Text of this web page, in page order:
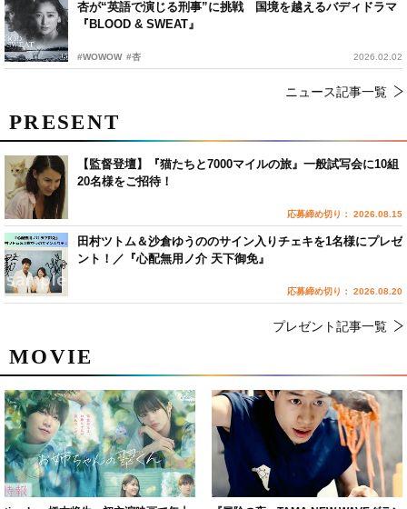
杏が“英語で演じる刑事”に挑戦 国境を越えるバディドラマ
『BLOOD & SWEAT』
#WOWOW #杏 2026.02.02
ニュース記事一覧
MOVIE
PRESENT
【監督登壇】『猫たちと7000マイルの旅』一般試写会に10組
20名様をご招待！
応募締め切り： 2026.08.15
田村ツトム＆沙倉ゆうののサイン入りチェキを1名様にプレゼ
ント！／『心配無用ノ介 天下御免』
応募締め切り： 2026.08.20
プレゼント記事一覧